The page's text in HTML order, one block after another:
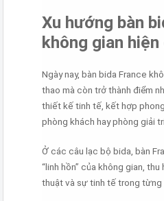
Xu hướng bàn
không gian hiện
Ngày nay, bàn bida France
thao mà còn trở thành điểm
thiết kế tinh tế, kết hợp
phòng khách hay phòng giải
Ở các câu lạc bộ bida, bàn
“linh hồn” của không gian,
thuật và sự tinh tế trong từng